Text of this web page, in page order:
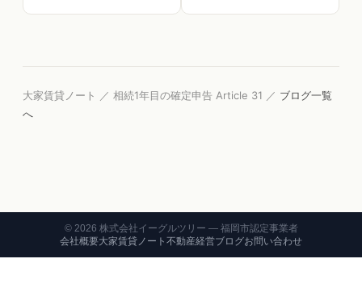
大家賃貸ノート ／ 相続1年目の確定申告 Article 31 ／ ブログ一覧
へ
© 2026 株式会社イーグルツリー — 福岡市認定事業者
会社概要大家賃貸ノート 不動産経営ブログお問い合わせ